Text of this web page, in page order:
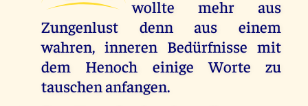
wollte mehr aus
Zungenlust denn aus einem
wahren, inneren Bedürfnisse mit
dem Henoch einige Worte zu
tauschen anfangen.